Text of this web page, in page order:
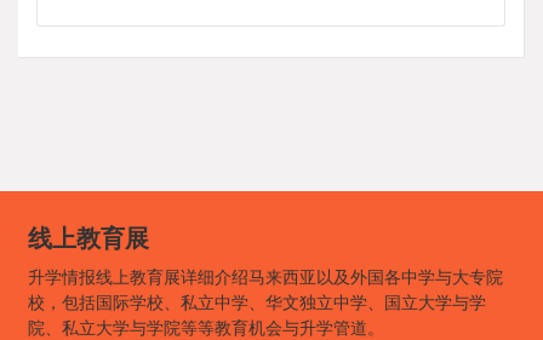
线上教育展
升学情报线上教育展详细介绍马来西亚以及外国各中学与大专院
校，包括国际学校、私立中学、华文独立中学、国立大学与学
院、私立大学与学院等等教育机会与升学管道。